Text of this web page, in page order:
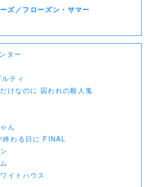
ズ／フローズン・サマー
ター
ティ
けなのに 囚われの殺人鬼
ん
終わる日に FINAL
イトハウス